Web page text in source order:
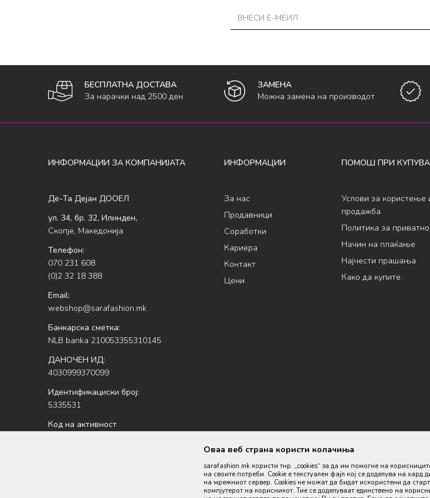
БЕСПЛАТНА ДОСТАВА
За нарачки над 2500 ден
ЗАМЕНА
Можна замена на производот
ИНФОРМАЦИИ ЗА КОМПАНИЈАТА
Де-Та Дејан ДООЕЛ
ул. 34, бр. 32, Илинден,
Скопје, Македонија
Телефон:
070 231 608
(0)2 32 18 388
Email:
webshop@sarafashion.mk
Банкарска сметка:
NLB banka 210053355310145
ДАНОЧЕН ИД:
4030999370099
Идентификациски број:
5335531
Код на активност
ИНФОРМАЦИИ
За нас
Продавници
Соработки
Кариера
Контакт
Цени
ПОМОШ ПРИ
Услови за користење
продажба
Политика за
Начин на плаќање
Најчести прашања
Како да купите
Оваа веб страна користи колачиња
sarafashion.mk користи тнр. „cookies“ за да им помогне на
на своите потреби. Cookie е текстуален фајл кој се доделува на
на мрежниот сервер. Cookies не можат да бидат искористени да
компјутерот на корисникот. Тие се доделуваат единствено на